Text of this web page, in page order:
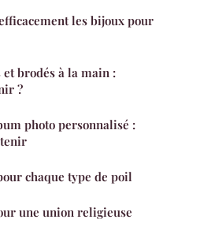
les bijoux pour
brodés à la main :
?
photo personnalisé :
chaque type de poil
une union religieuse